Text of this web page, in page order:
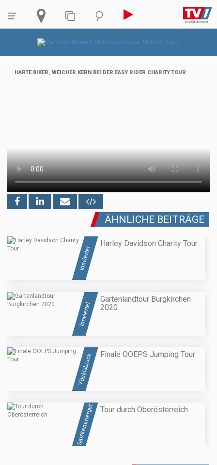
HARTE BIKER, WEICHER KERN BEI DER EASY RIDER CHARITY TOUR
ÄHNLICHE BEITRÄGE
Innviertel
Harley Davidson Charity Tour
Innviertel
Gartenlandtour Burgkirchen
2020
Vöcklabruck Finale OOEPS Jumping Tour
Salzkammergut Tour durch Oberösterreich